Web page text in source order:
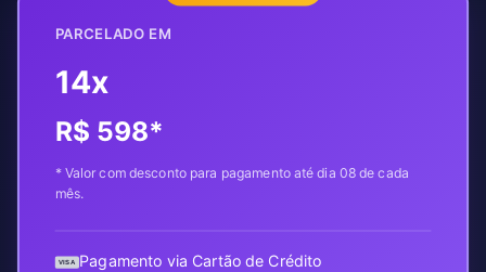
PARCELADO EM
14x
R$ 598*
* Valor com desconto para pagamento até dia 08 de cada
mês.
VISA Pagamento via Cartão de Crédito